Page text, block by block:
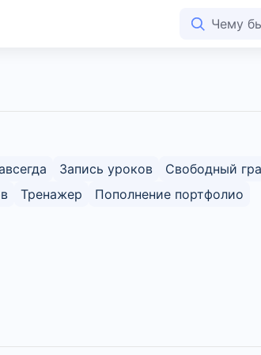
Запись уроков
Свободный
Тренажер Пополнение портфолио